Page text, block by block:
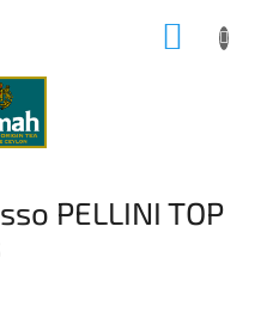
PELLINI TOP